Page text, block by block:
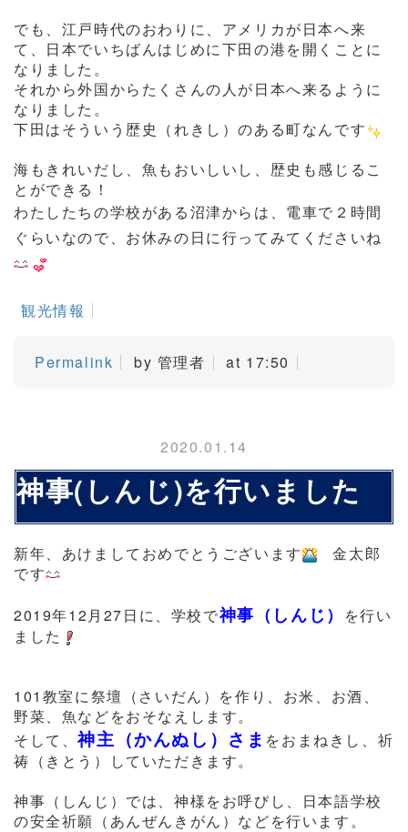
でも、江戸時代のおわりに、アメリカが日本へ来
て、日本でいちばんはじめに下田の港を開くことに
なりました。
それから外国からたくさんの人が日本へ来るように
なりました。
下田はそういう歴史（れきし）のある町なんです
海もきれいだし、魚もおいしいし、歴史も感じるこ
とができる！
わたしたちの学校がある沼津からは、電車で２時間
ぐらいなので、お休みの日に行ってみてくださいね
観光情報
Permalink by 管理者 at 17:50
2020.01.14
神事(しんじ)を行いました
新年、あけましておめでとうございます
金太郎
です
2019年12月27日に、学校で神事（しんじ）
を行い
ました
101教室に祭壇（さいだん）を作り、お米、お酒、
野菜、魚などをおそなえします。
そして、神主（かんぬし）さま をおまねきし、祈
祷（きとう）していただきます。
神事（しんじ）では、神様をお呼びし、日本語学校
の安全祈願（あんぜんきがん）などを行います。